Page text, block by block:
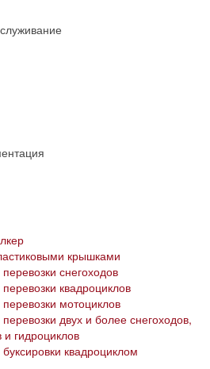
крышками
снегоходов
квадроциклов
мотоциклов
двух и более снегоходов,
и гидроциклов
квадроциклом